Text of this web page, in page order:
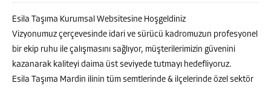
Esila Taşıma Kurumsal Websitesine Hoşgeldiniz
Vizyonumuz çerçevesinde idari ve sürücü kadromuzun profesyonel
bir ekip ruhu ile çalışmasını sağlıyor, müşterilerimizin güvenini
kazanarak kaliteyi daima üst seviyede tutmayı hedefliyoruz.
Esila Taşıma Mardin ilinin tüm semtlerinde & ilçelerinde özel sektör